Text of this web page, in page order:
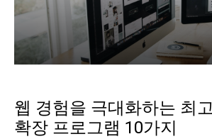
웹 경험을 극대화하는 최
확장 프로그램 10가지